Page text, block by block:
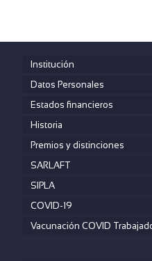
Institución
Datos Personales
Estados financieros
Historia
Premios y distinciones
SARLAFT
SIPLA
COVID-19
Vacunación COVID